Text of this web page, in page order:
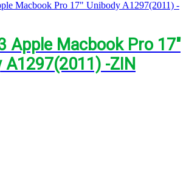
Apple Macbook Pro 17″
A1297(2011) -ZIN